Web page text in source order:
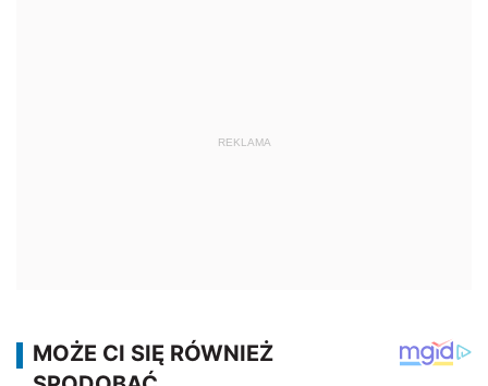
REKLAMA